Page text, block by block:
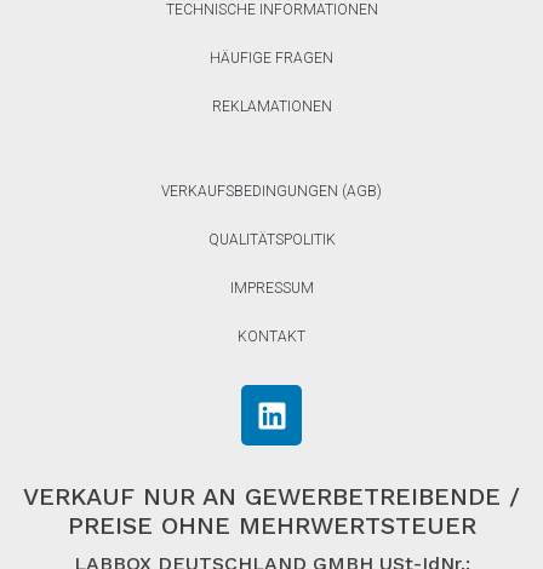
TECHNISCHE INFORMATIONEN
HÄUFIGE FRAGEN
REKLAMATIONEN
VERKAUFSBEDINGUNGEN (AGB)
QUALITÄTSPOLITIK
IMPRESSUM
KONTAKT
VERKAUF NUR AN GEWERBETREIBENDE /
PREISE OHNE MEHRWERTSTEUER
LABBOX DEUTSCHLAND GMBH USt-IdNr.: